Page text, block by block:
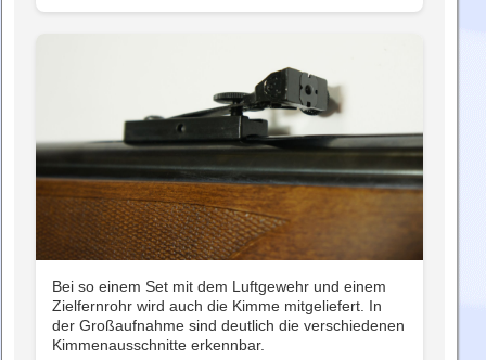
Bei so einem Set mit dem Luftgewehr und einem
Zielfernrohr wird auch die Kimme mitgeliefert. In
der Großaufnahme sind deutlich die verschiedenen
Kimmenausschnitte erkennbar.